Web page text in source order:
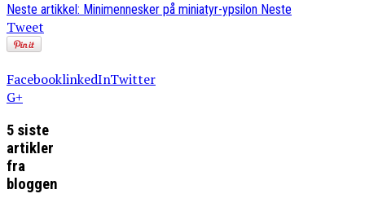
Neste artikkel: Minimennesker på miniatyr-ypsilon Neste
Tweet
FacebooklinkedInTwitter
G+
5 siste
artikler
fra
bloggen